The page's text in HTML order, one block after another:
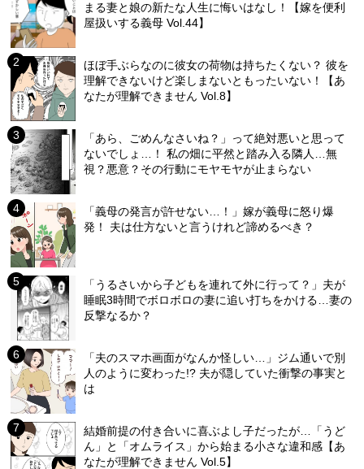
まる妻と娘の新たな人生に悔いはなし！【嫁を便利
屋扱いする義母 Vol.44】
ほぼ手ぶらなのに彼女の荷物は持ちたくない？ 彼を
理解できないけど楽しまないともったいない！【あ
なたが理解できません Vol.8】
「あら、ごめんなさいね？」って絶対悪いと思って
ないでしょ…！ 私の畑に平然と踏み入る隣人…無
視？悪意？その行動にモヤモヤが止まらない
「義母の発言が許せない…！」嫁が義母に怒り爆
発！ 夫は仕方ないと言うけれど諦めるべき？
「うるさいから子どもを連れて外に行って？」夫が
睡眠3時間でボロボロの妻に追い打ちをかける…妻の
反撃なるか？
「夫のスマホ画面がなんか怪しい…」ジム通いで別
人のように変わった!? 夫が隠していた衝撃の事実と
は
結婚前提の付き合いに喜ぶよし子だったが…「うど
ん」と「オムライス」から始まる小さな違和感【あ
なたが理解できません Vol.5】